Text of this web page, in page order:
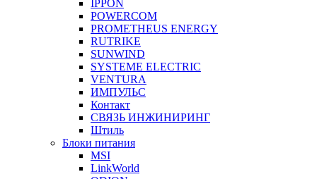
IPPON
POWERCOM
PROMETHEUS ENERGY
RUTRIKE
SUNWIND
SYSTEME ELECTRIC
VENTURA
ИМПУЛЬС
Контакт
СВЯЗЬ ИНЖИНИРИНГ
Штиль
Блоки питания
MSI
LinkWorld